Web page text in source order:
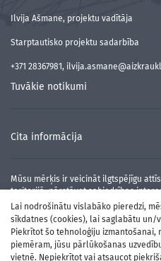
Lai nodrošinātu vislabāko pieredzi,
sīkdatnes (cookies), lai saglabātu
Piekrītot šo tehnoloģiju izmantošanai,
piemēram, jūsu pārlūkošanas
vietnē. Nepiekrītot vai atsaucot
Ilvija Ašmane, projektu vadītāja
Starptautisko projektu sadarbība
+371 28367981,
Tuvākie notikumi
Cita informācija
Mūsu mērķis ir veicināt ilgtspējīgu
teritorijā, pārstāvot sabiedrības